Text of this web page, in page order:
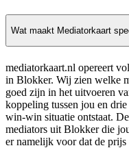
Wat maakt Mediatorkaart
mediatorkaart.nl opereert
in Blokker. Wij zien welke
goed zijn in het uitvoeren
koppeling tussen jou en
win-win situatie ontstaat.
mediators uit Blokker die
er namelijk voor dat de